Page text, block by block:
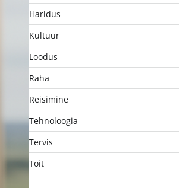
Haridus
Kultuur
Loodus
Raha
Reisimine
Tehnoloogia
Tervis
Toit